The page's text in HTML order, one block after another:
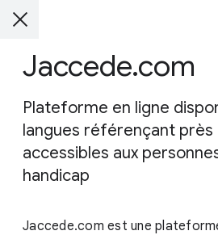
Jaccede.com
Plateforme en ligne
langues référençant près
accessibles aux
handicap
Jaccede.com est une